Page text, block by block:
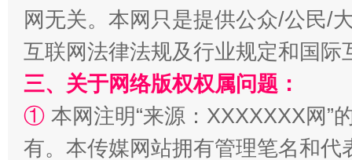
网无关。本网只是提供公众/公民/
互联网法律法规及行业规定和国
三、关于网络版权权属问题：
① 本网注明“来源：XXXXXXX网”
有。本传媒网站拥有管理笔名和